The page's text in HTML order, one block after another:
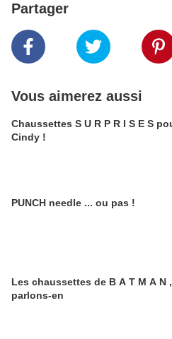
Partager
Vous aimerez aussi
Chaussettes S U R P R I S E S pour
Cindy !
PUNCH needle ... ou pas !
Les chaussettes de B A T M A N ,
parlons-en